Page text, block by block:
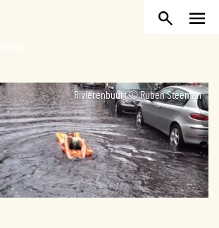
Rivierenbuurt © Ruben Steeman